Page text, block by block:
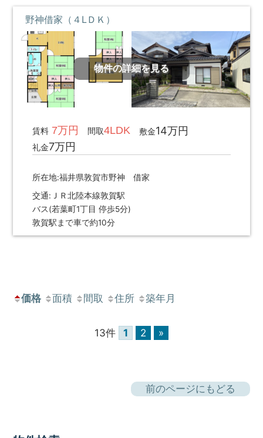
野神借家（４LＤＫ）
物件の詳細を見る
賃料7万円 間取4LDK 敷金14万円
礼金7万円
所在地:福井県敦賀市野神 借家
交通:ＪＲ北陸本線敦賀駅
バス(若葉町1丁目 停歩5分)
敦賀駅まで車で約10分
価格 面積 間取 住所 築年月
13件 1 2 »
前のページにもどる